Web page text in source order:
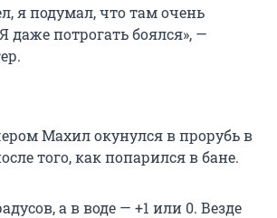
я подумал, что там очень
даже потрогать боялся», —
Махил окунулся в прорубь в
того, как попарился в бане.
а в воде — +1 или 0. Везде